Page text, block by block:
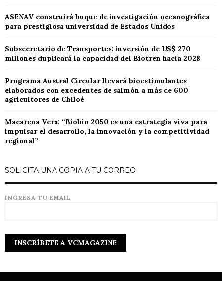
ASENAV construirá buque de investigación oceanográfica
para prestigiosa universidad de Estados Unidos
Subsecretario de Transportes: inversión de US$ 270
millones duplicará la capacidad del Biotren hacia 2028
Programa Austral Circular llevará bioestimulantes
elaborados con excedentes de salmón a más de 600
agricultores de Chiloé
Macarena Vera: “Biobío 2050 es una estrategia viva para
impulsar el desarrollo, la innovación y la competitividad
regional”
SOLICITA UNA COPIA A TU CORREO
INGRESA TU EMAIL